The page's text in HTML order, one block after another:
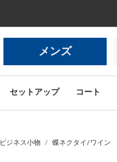
メンズ
セットアップ コート
ビジネス小物 蝶ネクタイ/ワイン